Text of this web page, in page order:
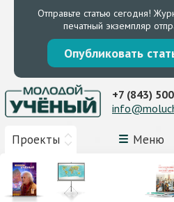
Отправьте статью сегодня!
печатный экземпляр
Опубликовать
Проекты Меню
+7 (843)